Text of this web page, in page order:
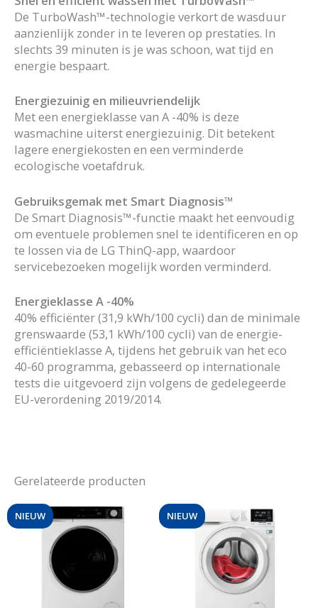
De TurboWash™-technologie verkort de wasduur
aanzienlijk zonder in te leveren op prestaties. In
slechts 39 minuten is je was schoon, wat tijd en
energie bespaart.
Energiezuinig en milieuvriendelijk
Met een energieklasse van A -40% is deze
wasmachine uiterst energiezuinig. Dit betekent
lagere energiekosten en een verminderde
ecologische voetafdruk.
Gebruiksgemak met Smart Diagnosis™
De Smart Diagnosis™-functie maakt het eenvoudig
om eventuele problemen snel te identificeren en op
te lossen via de LG ThinQ-app, waardoor
servicebezoeken mogelijk worden verminderd.
Energieklasse A -40%
40% efficiënter (31,9 kWh/100 cycli) dan de minimale
grenswaarde (53,1 kWh/100 cycli) van de energie-
efficiëntieklasse A, tijdens het gebruik van het eco
40-60 programma, gebasseerd op internationale
tests die uitgevoerd zijn volgens de gedelegeerde
EU-verordening 2019/2014.
Gerelateerde producten
NIEUW NIEUW